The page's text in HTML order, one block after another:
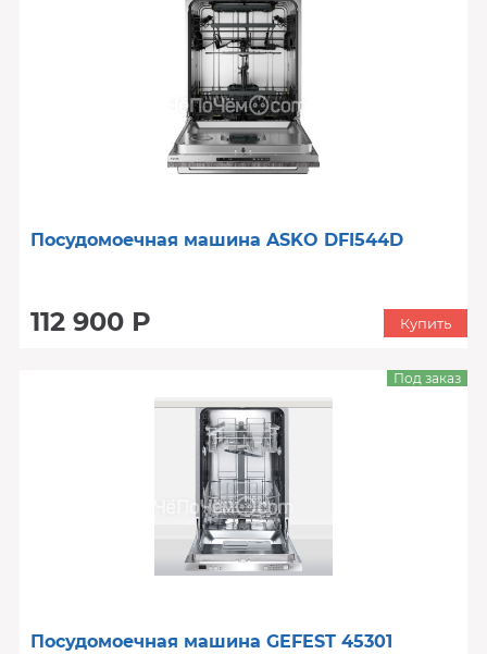
Посудомоечная машина ASKO DFI544D
112 900 Р Купить
Посудомоечная машина GEFEST 45301
Под заказ